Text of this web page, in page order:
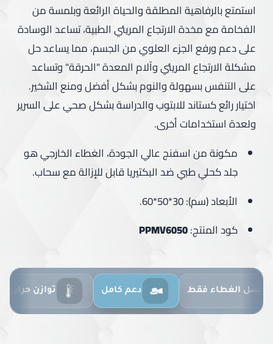
استمتع بالرفاهية المطلقة والحياة الرائعة وبلمسة من
الفخامة مع مخدة الارتجاع المريئي الطبية، تساعد الوسادة
على دعم ورفع الجزء العلوي من الجسم، مما يساعد حل
مشكلة الارتجاع المريئي وآلام المعدة "الحرقة" وتساعد
على التنفس بسهولة والنوم بشكل أفضل ومنع الشخير.
اختيار رائع كستاند للابتوب والدراسة بشكل صحي على السرير
ولعدة استخدامات أخرى.
مكونة من اسفنج عالي الجودة، الغطاء الخارجي هو
جلد كحلي طبي ضد البكتيريا قابل للإزالة مع سحاب.
الأبعاد (سم): 30*50*60.
كود المنتج:PPMV6050
غسل الغطاء فقط دعم كامل توازن حراري